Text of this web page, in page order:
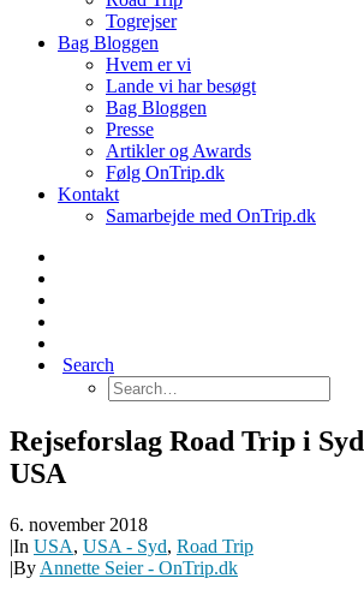
Togrejser
Bag Bloggen
Hvem er vi
Lande vi har besøgt
Bag Bloggen
Presse
Artikler og Awards
Følg OnTrip.dk
Kontakt
Samarbejde med OnTrip.dk
Search
Rejseforslag Road Trip i
USA
6. november 2018
|In USA, USA - Syd, Road Trip
|By Annette Seier - OnTrip.dk